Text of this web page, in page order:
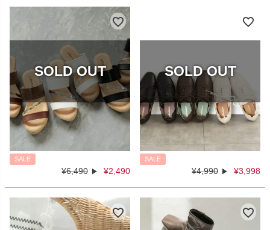
SALE
¥6,490 ¥2,490
SALE
¥4,990 ¥3,998